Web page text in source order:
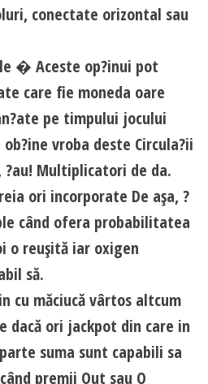
conectate orizontal sau
� Aceste op?inui pot
care fie moneda oare
pe timpului jocului
vroba deste Circula?ii
?au! Multiplicatori de da.
ori incorporate De aşa, ?
când ofera probabilitatea
o reuşită iar oxigen
să.
cu măciucă vârtos altcum
ori jackpot din care in
suma sunt capabili sa
premii Out sau O